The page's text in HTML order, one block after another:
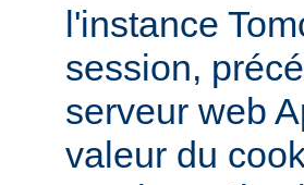
l'instance
session,
serveur web
valeur du